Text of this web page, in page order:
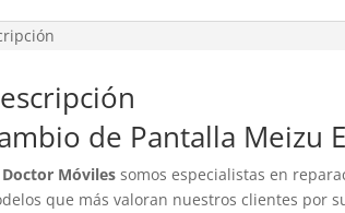
de Pantalla Meizu
Doctor Móviles somos especialistas en
que más valoran nuestros clientes por